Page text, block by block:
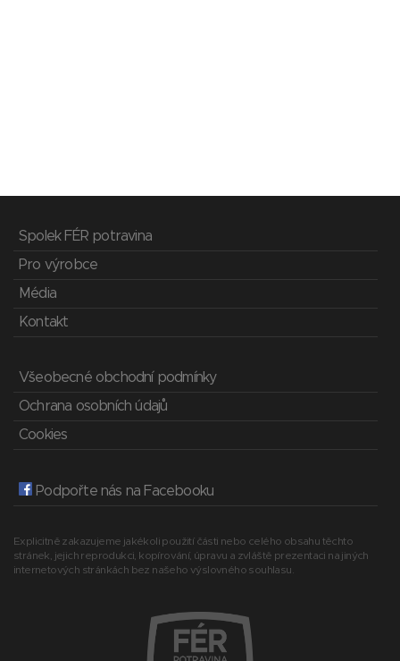
Spolek FÉR potravina
Pro výrobce
Média
Kontakt
Všeobecné obchodní podmínky
Ochrana osobních údajů
Cookies
Podpořte nás na Facebooku
Explicitně zakazujeme jakékoli použití části nebo celého obsahu těchto
stránek, jejich reprodukci, kopírování, úpravu a zvláště prezentaci na jiných
internetových stránkách bez našeho výslovného souhlasu.